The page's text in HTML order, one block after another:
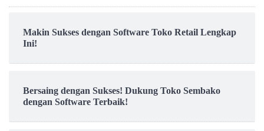
Makin Sukses dengan Software Toko Retail Lengkap
Ini!
Bersaing dengan Sukses! Dukung Toko Sembako
dengan Software Terbaik!